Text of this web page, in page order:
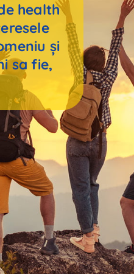
health
și
sa fie,